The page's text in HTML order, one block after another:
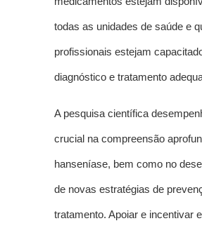
todas as unidades de saúde e
profissionais estejam
diagnóstico e tratamento
A pesquisa científica
crucial na compreensão
hanseníase, bem como no
de novas estratégias de
tratamento. Apoiar e incentivar